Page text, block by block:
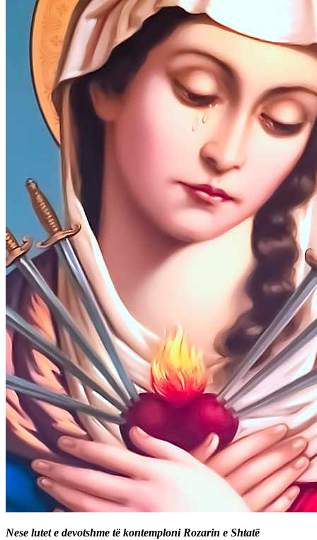
Nese lutet e devotshme të kontemploni Rozarin e Shtatë